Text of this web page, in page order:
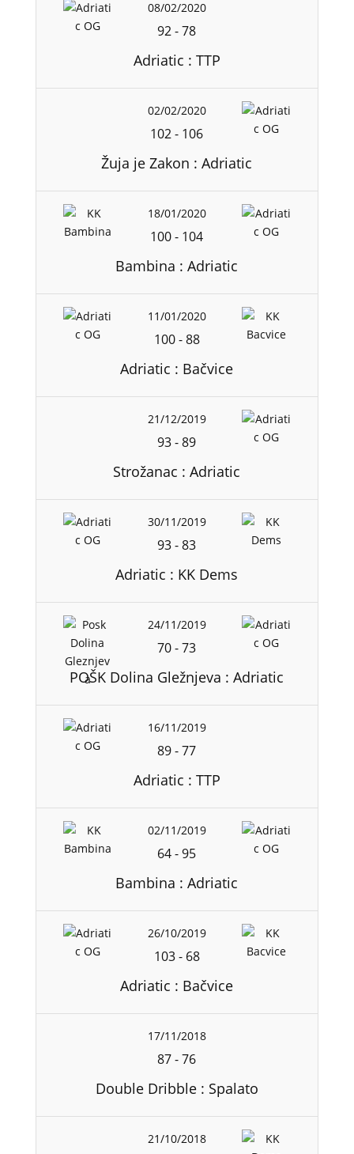
08/02/2020
92-78
Adriatic : TTP
02/02/2020
102- 106
Žuja je Zakon : Adriatic
18/01/2020
100- 104
Bambina : Adriatic
11/01/2020
100-88
Adriatic : Bačvice
21/12/2019
93-89
Strožanac : Adriatic
30/11/2019
93-83
Adriatic : KK Dems
24/11/2019
70-73
POŠK Dolina Gležnjeva : Adriatic
16/11/2019
89-77
Adriatic : TTP
02/11/2019
64-95
Bambina : Adriatic
26/10/2019
103- 68
Adriatic : Bačvice
17/11/2018
87-76
Double Dribble : Spalato
21/10/2018